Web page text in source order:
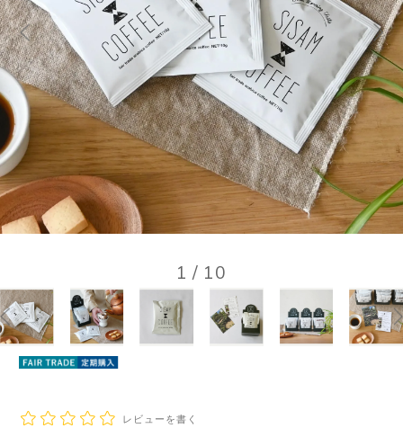
1 / 10
レビューを書く